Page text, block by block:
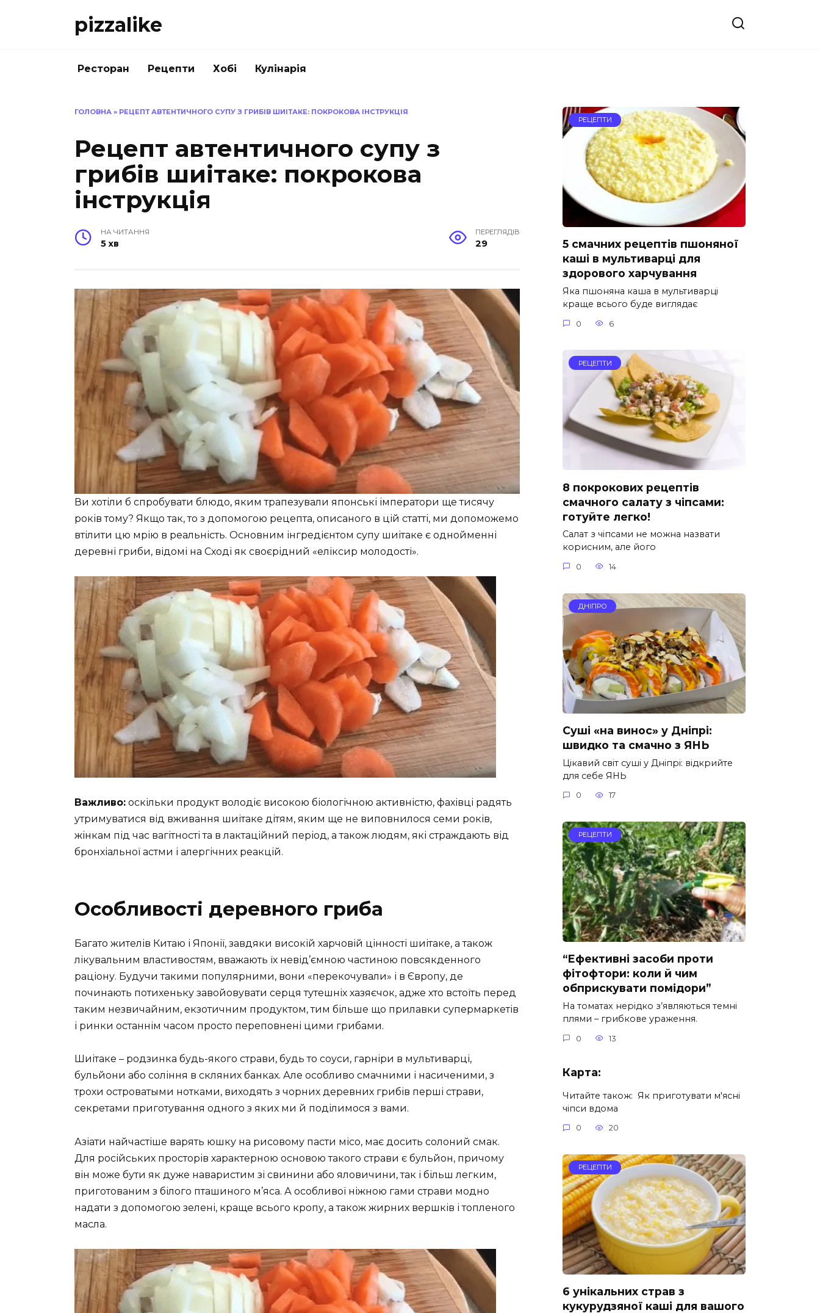
pizzalike
Ресторан Рецепти Хобі Кулінарія
ГОЛОВНА » РЕЦЕПТ АВТЕНТИЧНОГО СУПУ З ГРИБІВ ШИІТАКЕ: ПОКРОКОВА ІНСТРУКЦІЯ
Рецепт автентичного супу з
грибів шиітаке: покрокова
інструкція
НА ЧИТАННЯ
5 хв
ПЕРЕГЛЯДІВ
29
Ви хотіли б спробувати блюдо, яким трапезували японські імператори ще тисячу
років тому? Якщо так, то з допомогою рецепта, описаного в цій статті, ми допоможемо
втілити цю мрію в реальність. Основним інгредієнтом супу шиітаке є однойменні
деревні гриби, відомі на Сході як своєрідний «еліксир молодості».
Важливо: оскільки продукт володіє високою біологічною активністю, фахівці радять
утримуватися від вживання шиітаке дітям, яким ще не виповнилося семи років,
жінкам під час вагітності та в лактаційний період, а також людям, які страждають від
бронхіальної астми і алергічних реакцій.
Особливості деревного гриба
Багато жителів Китаю і Японії, завдяки високій харчовій цінності шиітаке, а також
лікувальним властивостям, вважають їх невід’ємною частиною повсякденного
раціону. Будучи такими популярними, вони «перекочували» і в Європу, де
починають потихеньку завойовувати серця тутешніх хазяєчок, адже хто встоїть перед
таким незвичайним, екзотичним продуктом, тим більше що прилавки супермаркетів
і ринки останнім часом просто переповнені цими грибами.
Шиітаке – родзинка будь-якого страви, будь то соуси, гарніри в мультиварці,
бульйони або соління в скляних банках. Але особливо смачними і насиченими, з
трохи островатыми нотками, виходять з чорних деревних грибів перші страви,
секретами приготування одного з яких ми й поділимося з вами.
Азіати найчастіше варять юшку на рисовому пасти місо, має досить солоний смак.
Для російських просторів характерною основою такого страви є бульйон, причому
він може бути як дуже наваристим зі свинини або яловичини, так і більш легким,
приготованим з білого пташиного м’яса. А особливої ніжною гами страви модно
надати з допомогою зелені, краще всього кропу, а також жирних вершків і топленого
масла.
РЕЦЕПТИ
5 смачних рецептів пшоняної
каші в мультиварці для
здорового харчування
Яка пшоняна каша в мультиварці
краще всього буде виглядає
0 6
РЕЦЕПТИ
8 покрокових рецептів
смачного салату з чіпсами:
готуйте легко!
Салат з чіпсами не можна назвати
корисним, але його
0 14
ДНІПРО
Суші «на винос» у Дніпрі:
швидко та смачно з ЯНЬ
Цікавий світ суші у Дніпрі: відкрийте
для себе ЯНЬ
0 17
РЕЦЕПТИ
“Ефективні засоби проти
фітофтори: коли й чим
обприскувати помідори”
На томатах нерідко з’являються темні
плями – грибкове ураження.
0 13
Карта:
Читайте також: Як приготувати м'ясні
чіпси вдома
0 20
РЕЦЕПТИ
6 унікальних страв з
кукурудзяної каші для вашого